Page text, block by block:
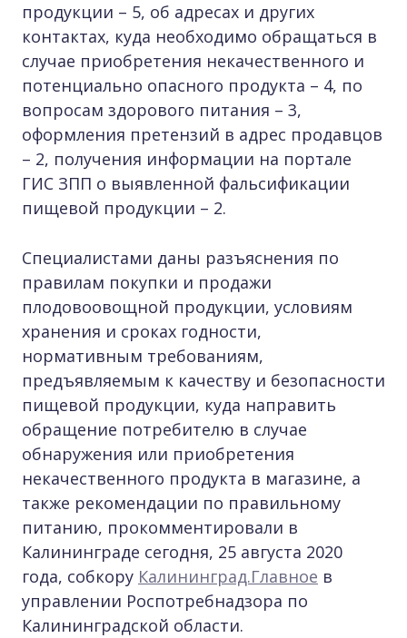
продукции – 5, об адресах и других
контактах, куда необходимо обращаться в
случае приобретения некачественного и
потенциально опасного продукта – 4, по
вопросам здорового питания – 3,
оформления претензий в адрес продавцов
– 2, получения информации на портале
ГИС ЗПП о выявленной фальсификации
пищевой продукции – 2.
Специалистами даны разъяснения по
правилам покупки и продажи
плодовоовощной продукции, условиям
хранения и сроках годности,
нормативным требованиям,
предъявляемым к качеству и безопасности
пищевой продукции, куда направить
обращение потребителю в случае
обнаружения или приобретения
некачественного продукта в магазине, а
также рекомендации по правильному
питанию, прокомментировали в
Калининграде сегодня, 25 августа 2020
года, собкору Калининград.Главное в
управлении Роспотребнадзора по
Калининградской области.